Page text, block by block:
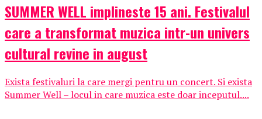
SUMMER WELL implineste 15 ani. Festivalul
care a transformat muzica intr-un univers
cultural revine in august
Exista festivaluri la care mergi pentru un concert. Si exista
Summer Well – locul in care muzica este doar inceputul....